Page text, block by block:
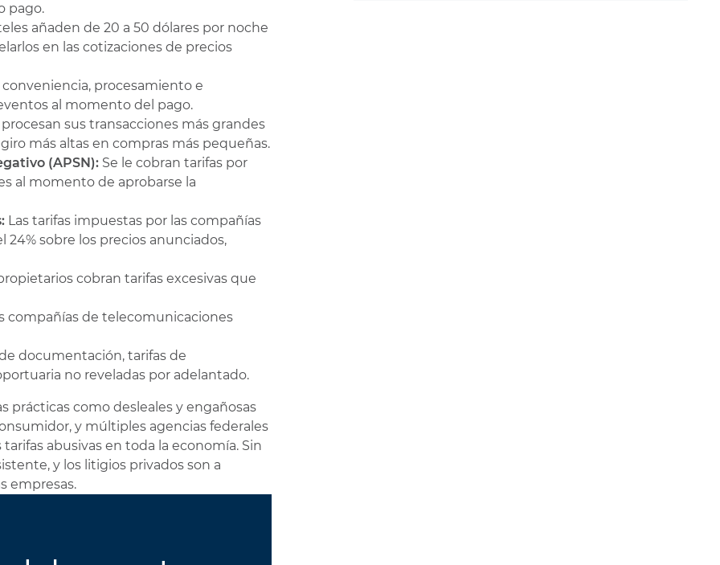
pago.
añaden de 20 a 50 dólares por noche
en las cotizaciones de precios
conveniencia, procesamiento e
al momento del pago.
sus transacciones más grandes
más altas en compras más pequeñas.
(APSN): Se le cobran tarifas por
al momento de aprobarse la
Las tarifas impuestas por las compañías
sobre los precios anunciados,
cobran tarifas excesivas que
compañías de telecomunicaciones
documentación, tarifas de
no reveladas por adelantado.
prácticas como desleales y engañosas
y múltiples agencias federales
abusivas en toda la economía. Sin
y los litigios privados son a
empresas.